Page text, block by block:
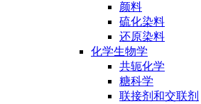
颜料
硫化染料
还原染料
化学生物学
共轭化学
糖科学
联接剂和交联剂